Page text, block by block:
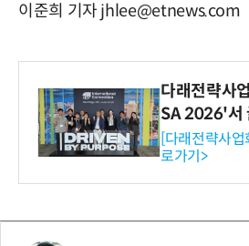
이준희 기자 jhlee@etnews.com
다래전략사
SA 2026'서
와의 비즈니
-바이오 해외
보
[다래전략사
로가기>